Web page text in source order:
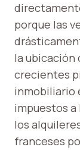
porque las
la ubicación
crecientes
inmobiliario
impuestos
los
franceses